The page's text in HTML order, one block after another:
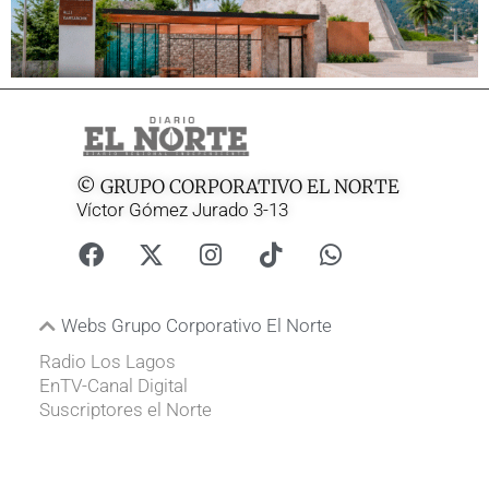
© GRUPO CORPORATIVO EL NORTE
Víctor Gómez Jurado 3-13
Webs Grupo Corporativo El Norte
Radio Los Lagos
EnTV-Canal Digital
Suscriptores el Norte